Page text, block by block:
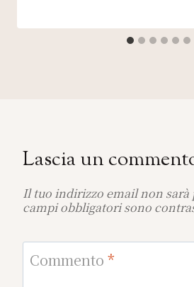
Lascia un
Il tuo indirizzo email non sarà
campi obbligatori sono
Commento *